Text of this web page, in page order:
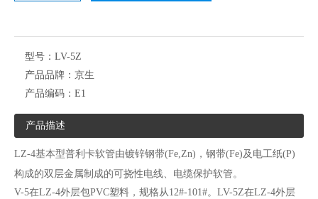
型号： LV-5Z
产品品牌： 京生
产品编码： E1
产品描述
LZ-4基本型普利卡软管由镀锌钢带(Fe,Zn)，钢带(Fe)及电工纸(P)
构成的双层金属制成的可挠性电线、电缆保护软管。
V-5在LZ-4外层包PVC塑料，规格从12#-101#。 LV-5Z在LZ-4外层